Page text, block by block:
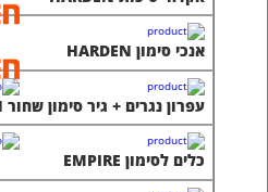
אנכי סימון HARDEN
עפרון נגרים + גיר סימון שחור VAUGHAN
כלים לסימון EMPIRE